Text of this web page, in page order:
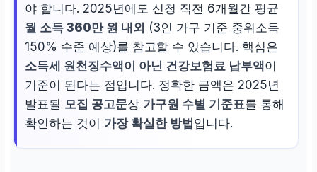
야 합니다. 2025년에도 신청 직전 6개월간 평균
월 소득 360만 원 내외 (3인 가구 기준 중위소득
150% 수준 예상)를 참고할 수 있습니다. 핵심은
소득세 원천징수액이 아닌 건강보험료 납부액이
기준이 된다는 점입니다. 정확한 금액은 2025년
발표될 모집 공고문상 가구원 수별 기준표를 통해
확인하는 것이 가장 확실한 방법입니다.